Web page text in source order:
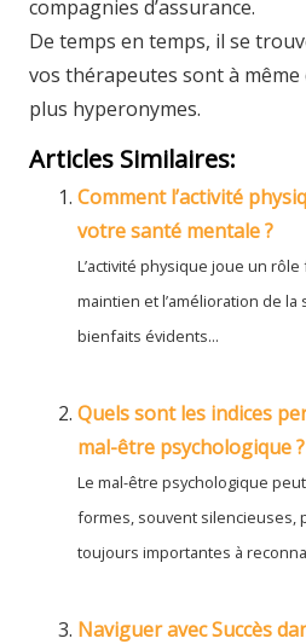
compagnies d’assurance.
De temps en temps, il se
vos thérapeutes sont à
plus hyperonymes.
Articles Similaires:
Comment l’activité
votre santé mentale ?
L’activité physique joue un
maintien et l’amélioration de
bienfaits évidents...
Quels sont les indices
mal-être psychologique ?
Le mal-être psychologique
formes, souvent silencieuses,
toujours importantes à
Naviguer avec Succès